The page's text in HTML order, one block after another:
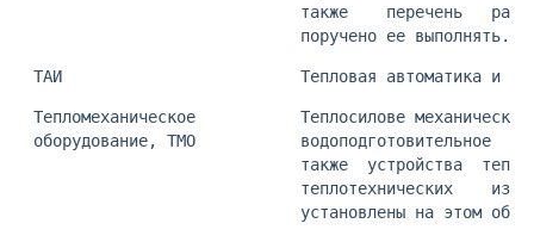
также    перечень
                             поручено ее выполнять.
ТАИ                         Тепловая автоматика и
Тепломеханическое           Теплосилове
оборудование, ТМО           водоподготовительное
также  устройства
теплотехнических
установлены на этом